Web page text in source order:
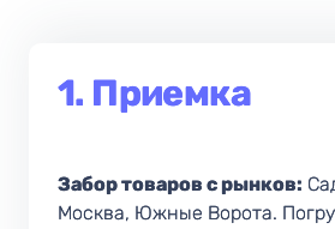
1. Приемка
Забор товаров с рынков:
Москва, Южные Ворота.